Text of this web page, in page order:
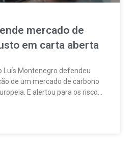
mercado de
em carta aberta
Luís Montenegro defendeu
de um mercado de carbono
E alertou para os riscos
Numa carta aberta